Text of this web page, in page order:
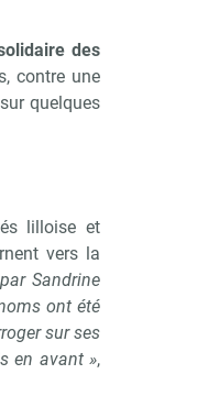
des
contre une
quelques
lilloise et
vers la
Sandrine
ont été
sur ses
en avant »,